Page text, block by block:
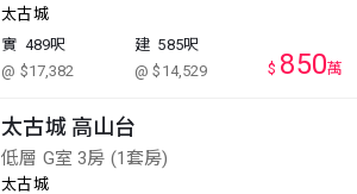
太古城
實 489呎
@ $17,382
建 585呎
@ $14,529
$ 850萬
太古城 高山台
低層 G室 3房 (1套房)
太古城